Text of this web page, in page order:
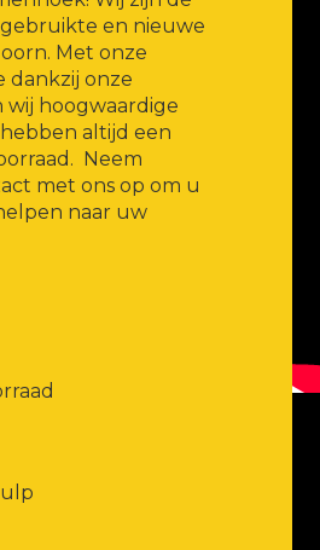
en nieuwe
Met onze
dankzij onze
hoogwaardige
altijd een
Neem
met ons op om u
naar uw